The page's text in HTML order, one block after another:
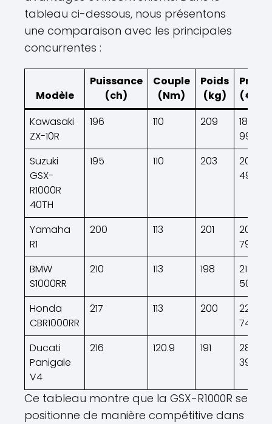
tableau ci-dessous, nous présentons
une comparaison avec les principales
concurrentes :
Modèle
Puissance
(ch)
Couple
(Nm)
Poids
(kg)
Prix
(€)
Kawasaki
ZX-10R
196 110 209
18
999
Suzuki
GSX-
R1000R
40TH
195 110 203
20
499
Yamaha
R1
200 113 201
20
799
BMW
S1000RR
210 113 198
21
500
Honda
CBR1000RR
217 113 200
22
749
Ducati
Panigale
V4
216 120.9 191
28
390
Ce tableau montre que la GSX-R1000R se
positionne de manière compétitive dans